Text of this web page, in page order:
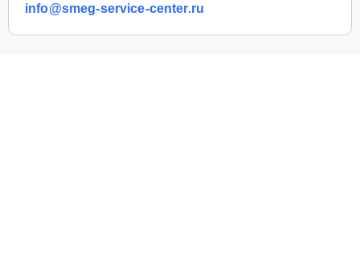
info@smeg-service-center.ru